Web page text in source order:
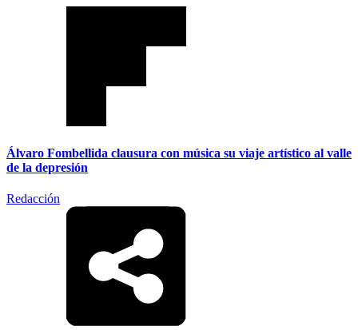
Álvaro Fombellida clausura con música su viaje artístico al valle
de la depresión
Redacción